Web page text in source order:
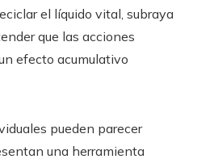
el líquido vital, subraya
que las acciones
efecto acumulativo
pueden parecer
una herramienta